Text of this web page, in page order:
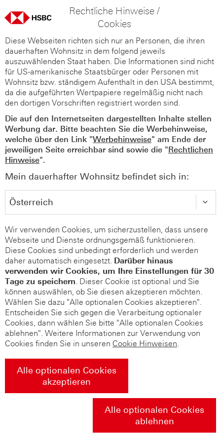
Rechtliche Hinweise /
Cookies
Diese Webseiten richten sich nur an Personen, die ihren
dauerhaften Wohnsitz in dem folgend jeweils
auszuwählenden Staat haben. Die Informationen sind nicht
für US-amerikanische Staatsbürger oder Personen mit
Wohnsitz bzw. ständigem Aufenthalt in den USA bestimmt,
da die aufgeführten Wertpapiere regelmäßig nicht nach
den dortigen Vorschriften registriert worden sind.
Die auf den Internetseiten dargestellten Inhalte stellen
Werbung dar. Bitte beachten Sie die Werbehinweise,
welche über den Link "Werbehinweise" am Ende der
jeweiligen Seite erreichbar sind sowie die "Rechtlichen
Hinweise".
Mein dauerhafter Wohnsitz befindet sich in:
Wir verwenden Cookies, um sicherzustellen, dass unsere
Webseite und Dienste ordnungsgemäß funktionieren.
Diese Cookies sind unbedingt erforderlich und werden
daher automatisch eingesetzt. Darüber hinaus
verwenden wir Cookies, um Ihre Einstellungen für 30
Tage zu speichern. Dieser Cookie ist optional und Sie
können auswählen, ob Sie diesen akzeptieren möchten.
Wählen Sie dazu "Alle optionalen Cookies akzeptieren".
Entscheiden Sie sich gegen die Verarbeitung optionaler
Cookies, dann wählen Sie bitte "Alle optionalen Cookies
ablehnen". Weitere Informationen zur Verwendung von
Cookies finden Sie in unseren Cookie Hinweisen.
Alle optionalen Cookies
akzeptieren
Alle optionalen Cookies
ablehnen